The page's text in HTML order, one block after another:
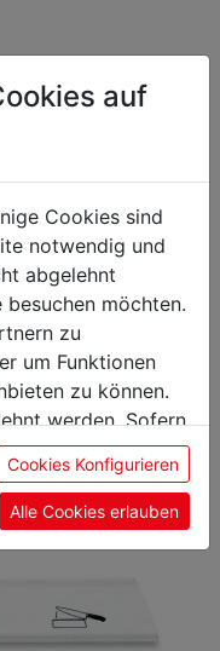
auch
auf
Cookies sind
notwendig und
abgelehnt
besuchen möchten.
zu
um Funktionen
zu können.
werden. Sofern
geben Sie
Cookies Konfigurieren
Alle Cookies erlauben